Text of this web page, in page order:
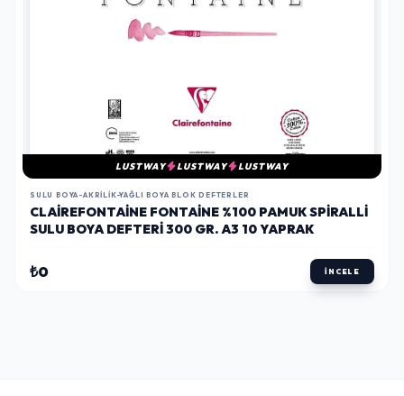
LUSTWAY LUSTWAY LUSTWAY
SULU BOYA-AKRILIK-YAĞLI BOYA BLOK DEFTERLER
CLAIREFONTAINE FONTAINE %100 PAMUK SPIRALLI
SULU BOYA DEFTERI 300 GR. A3 10 YAPRAK
₺0 İNCELE